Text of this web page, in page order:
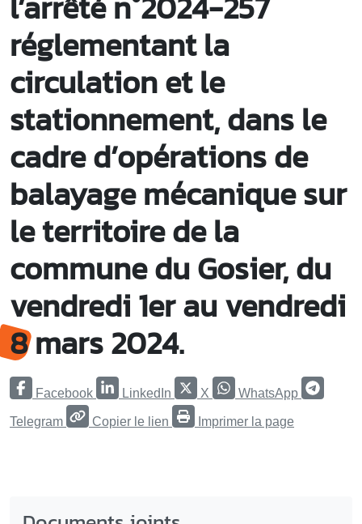
réglementant la
circulation et le
stationnement, dans le
cadre d’opérations de
balayage mécanique sur
le territoire de la
commune du Gosier, du
vendredi 1er au vendredi
8 mars 2024.
Facebook LinkedIn X WhatsApp
Telegram Copier le lien Imprimer la page